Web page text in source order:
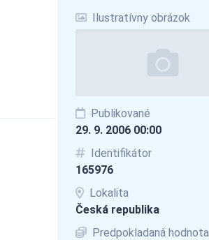
Ilustratívny obrázok
Publikované
29. 9. 2006 00:00
Identifikátor
165976
Lokalita
Česká republika
Predpokladaná hodnota